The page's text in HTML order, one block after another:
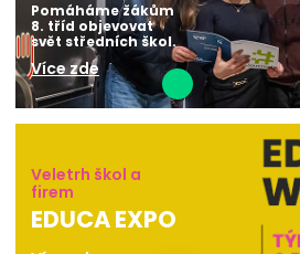
Pomáháme žákům
8. tříd objevovat
svět středních škol.
Více zde
Veletrh škol a
firem
EDUCA EXPO